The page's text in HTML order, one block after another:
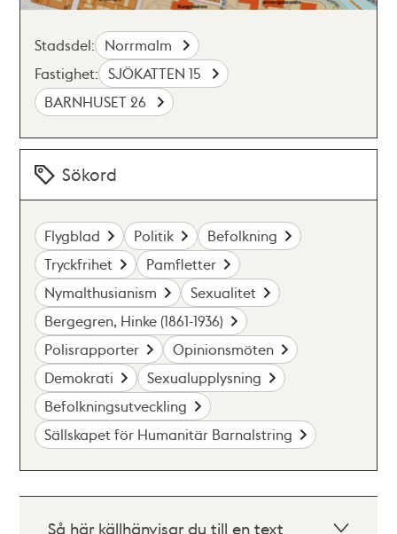
Stadsdel: Norrmalm
Fastighet: SJÖKATTEN 15
BARNHUSET 26
Sökord
Flygblad Politik
Befolkning
Tryckfrihet
Pamfletter
Nymalthusianism
Sexualitet
Bergegren, Hinke (1861-1936)
Polisrapporter
Opinionsmöten
Demokrati
Sexualupplysning
Befolkningsutveckling
Sällskapet för Humanitär Barnalstring
Så här källhänvisar du till en text